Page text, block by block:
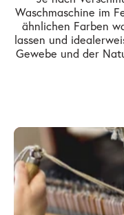
Waschmaschine im
ähnlichen Farben
lassen und
Gewebe und der